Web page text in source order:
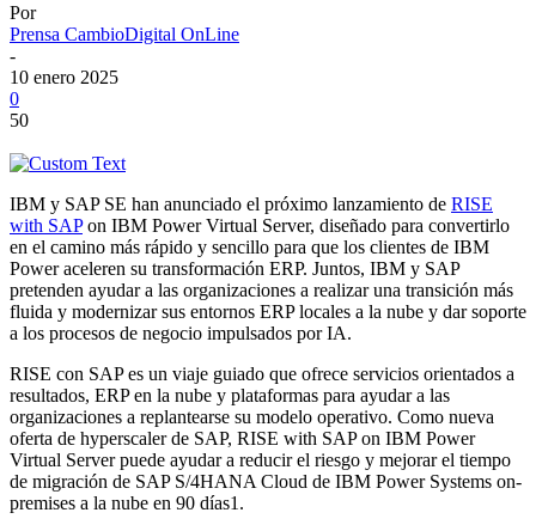
Por
Prensa CambioDigital OnLine
-
10 enero 2025
0
50
IBM y SAP SE han anunciado el próximo lanzamiento de RISE
with SAPon IBM Power Virtual Server, diseñado para convertirlo
en el camino más rápido y sencillo para que los clientes de IBM
Power aceleren su transformación ERP. Juntos, IBM y SAP
pretenden ayudar a las organizaciones a realizar una transición más
fluida y modernizar sus entornos ERP locales a la nube y dar soporte
a los procesos de negocio impulsados por IA.
RISE con SAP es un viaje guiado que ofrece servicios orientados a
resultados, ERP en la nube y plataformas para ayudar a las
organizaciones a replantearse su modelo operativo. Como nueva
oferta de hyperscaler de SAP, RISE with SAP on IBM Power
Virtual Server puede ayudar a reducir el riesgo y mejorar el tiempo
de migración de SAP S/4HANA Cloud de IBM Power Systems on-
premises a la nube en 90 días1.